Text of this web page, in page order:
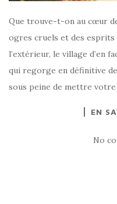
Que trouve-t-on au cœur
ogres cruels et des esprits
l’extérieur, le village d’en
qui regorge en définitive
sous peine de mettre
EN
No